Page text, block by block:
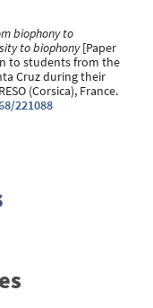
biophony to
to biophony[Paper
to students from the
Cruz during their
(Corsica), France.
221088